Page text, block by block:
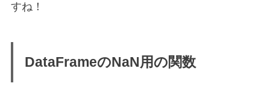
すね！
DataFrameのNaN用の関数